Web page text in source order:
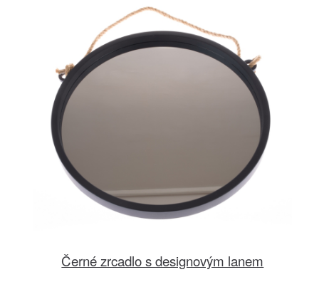
Černé zrcadlo s designovým lanem